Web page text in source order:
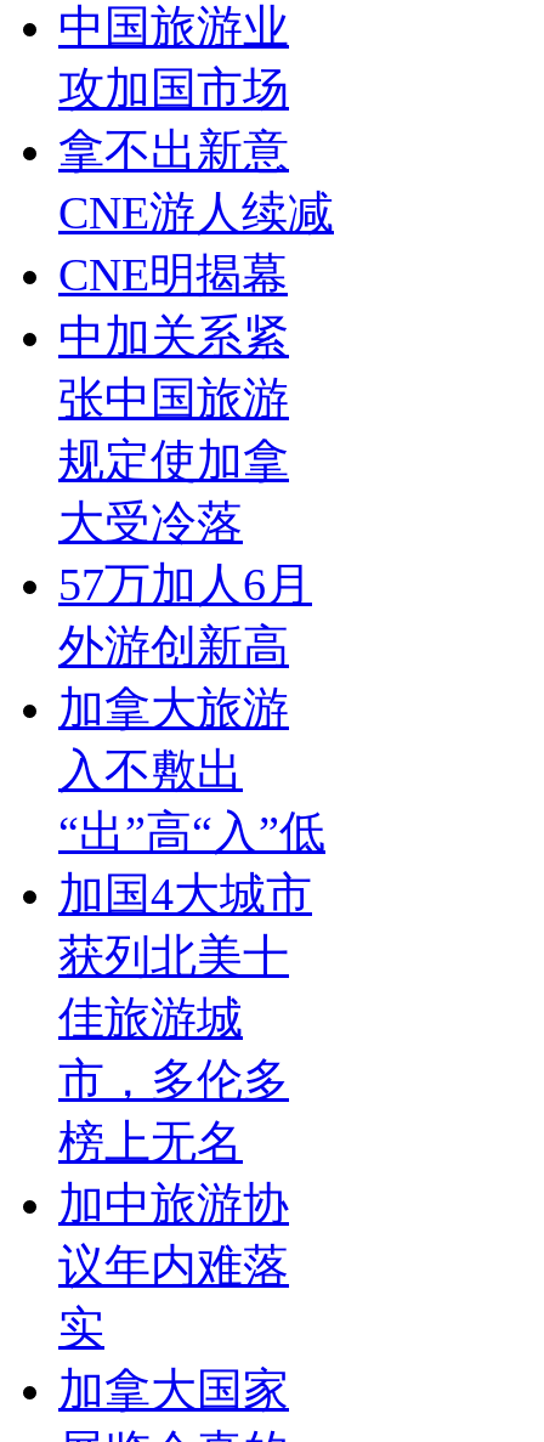
中国旅游业
攻加国市场
拿不出新意
CNE游人续减
CNE明揭幕
中加关系紧
张中国旅游
规定使加拿
大受冷落
57万加人6月
外游创新高
加拿大旅游
入不敷出
“出”高“入”低
加国4大城市
获列北美十
佳旅游城
市，多伦多
榜上无名
加中旅游协
议年内难落
实
加拿大国家